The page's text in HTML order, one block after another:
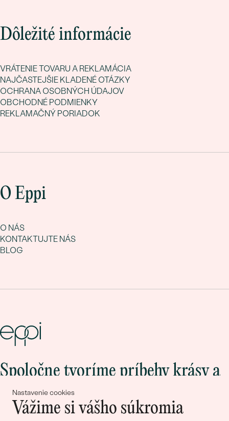
Nastavenie cookies
Vážime si vášho súkromia
Dôležité informácie
VRÁTENIE TOVARU A REKLAMÁCIA
NAJČASTEJŠIE KLADENÉ OTÁZKY
OCHRANA OSOBNÝCH ÚDAJOV
OBCHODNÉ PODMIENKY
REKLAMAČNÝ PORIADOK
O Eppi
O NÁS
KONTAKTUJTE NÁS
BLOG
Spoločne tvoríme príbehy krásy a
lásky